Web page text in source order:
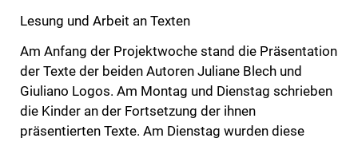
Lesung und Arbeit an Texten
Am Anfang der Projektwoche stand die Präsentation
der Texte der beiden Autoren Juliane Blech und
Giuliano Logos. Am Montag und Dienstag schrieben
die Kinder an der Fortsetzung der ihnen
präsentierten Texte. Am Dienstag wurden diese